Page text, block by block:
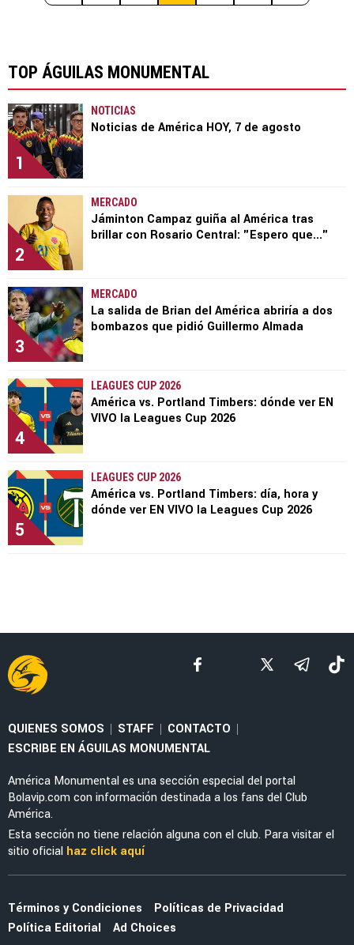
TOP ÁGUILAS MONUMENTAL
1
NOTICIAS
Noticias de América HOY, 7 de agosto
2
MERCADO
Jáminton Campaz guiña al América tras
brillar con Rosario Central: "Espero que..."
3
MERCADO
La salida de Brian del América abriría a dos
bombazos que pidió Guillermo Almada
4
LEAGUES CUP 2026
América vs. Portland Timbers: dónde ver EN
VIVO la Leagues Cup 2026
5
LEAGUES CUP 2026
América vs. Portland Timbers: día, hora y
dónde ver EN VIVO la Leagues Cup 2026
QUIENES SOMOS | STAFF | CONTACTO |
ESCRIBE EN ÁGUILAS MONUMENTAL
América Monumental es una sección especial del portal
Bolavip.com con información destinada a los fans del Club
América.
Esta sección no tiene relación alguna con el club. Para visitar el
sitio oficial haz click aquí
Términos y Condiciones
Políticas de Privacidad
Política Editorial
Ad Choices